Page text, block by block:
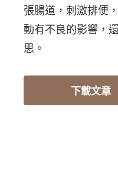
張腸道，刺激排便
動有不良的影響，
思。
下載文章